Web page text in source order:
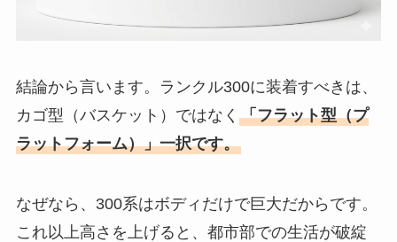
結論から言います。ランクル300に装着すべきは、
カゴ型（バスケット）ではなく 「フラット型（プ
ラットフォーム）」一択です。
なぜなら、300系はボディだけで巨大だからです。
これ以上高さを上げると、都市部での生活が破綻